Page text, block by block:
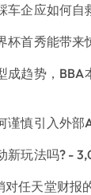
车企应如何自
杯首秀能带来
成趋势，BBA
谨慎引入外部
新玩法吗? -
对任天堂财报